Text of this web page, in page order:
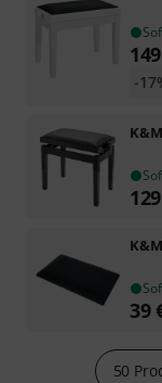
149
-
K&M
129
K&M
39
50